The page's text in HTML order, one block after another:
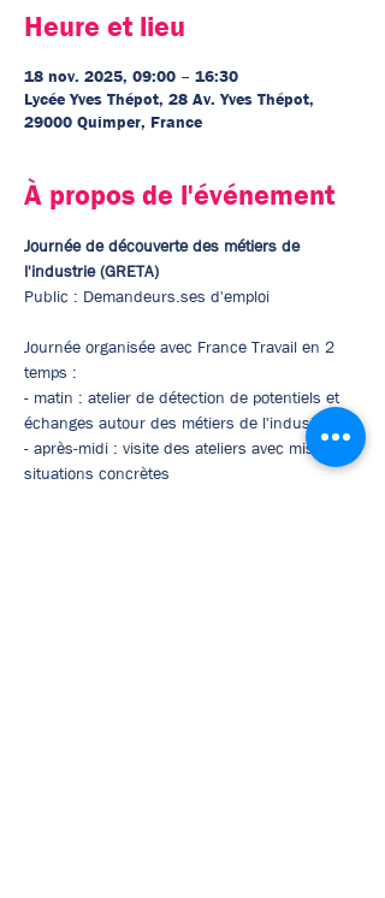
Heure et lieu
18 nov. 2025, 09:00 – 16:30
Lycée Yves Thépot, 28 Av. Yves Thépot,
29000 Quimper, France
À propos de l'événement
Journée de découverte des métiers de
l'industrie (GRETA)
Public : Demandeurs.ses d'emploi
Journée organisée avec France Travail en 2
temps :
- matin : atelier de détection de potentiels et
échanges autour des métiers de l'industrie
- après-midi : visite des ateliers avec mises en
situations concrètes